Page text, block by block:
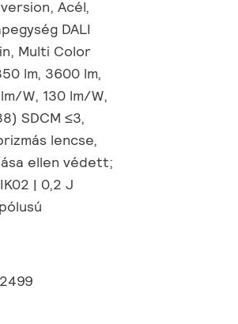
Acél,
DALI
Multi Color
lm, 3600 lm,
W, 130 lm/W,
SDCM ≤3,
lencse,
ellen védett;
| 0,2 J